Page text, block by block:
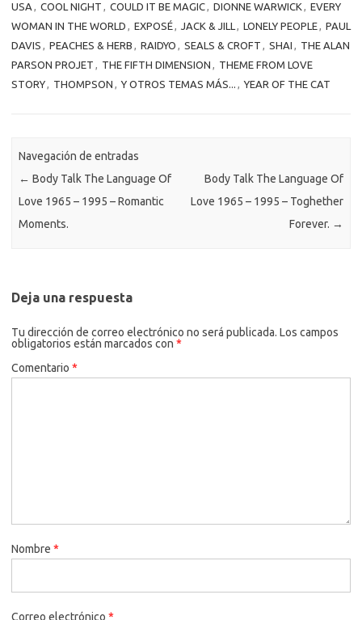
USA , COOL NIGHT , COULD IT BE MAGIC, DIONNE WARWICK , EVERY
WOMAN IN THE WORLD , EXPOSÉ, JACK & JILL , LONELY PEOPLE, PAUL
DAVIS , PEACHES & HERB , RAIDYO , SEALS & CROFT , SHAI , THE ALAN
PARSON PROJET , THE FIFTH DIMENSION , THEME FROM LOVE
STORY, THOMPSON , Y OTROS TEMAS MÁS... , YEAR OF THE CAT
Navegación de entradas
← Body Talk The Language Of
Love 1965 – 1995 – Romantic
Moments.
Body Talk The Language Of
Love 1965 – 1995 – Toghether
Forever. →
Deja una respuesta
Tu dirección de correo electrónico no será publicada. Los campos
obligatorios están marcados con *
Comentario *
Nombre *
Correo electrónico *